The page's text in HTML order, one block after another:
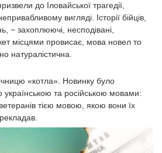
до Іловайської трагедії,
вигляді. Історії бійців,
− захоплюючі, несподівані,
місцями провисає, мова новел то
натуралістична.
«котла». Новинку було
українською та російською мовами:
ветеранів тією мовою, якою вони їх